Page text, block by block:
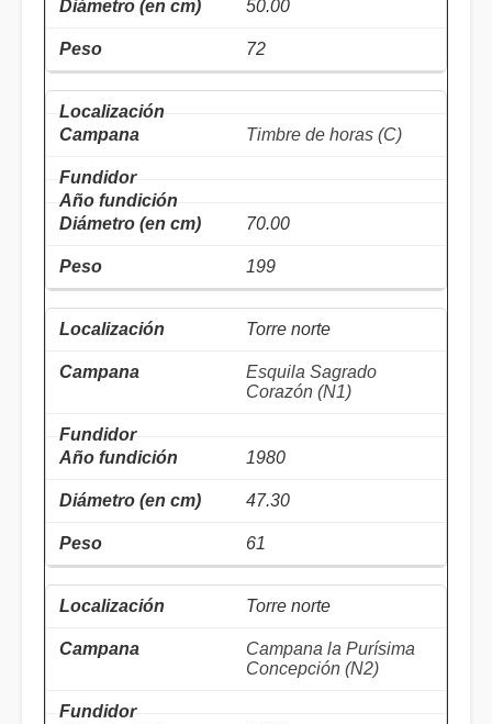
50.00
72
Timbre de horas (C)
70.00
199
Torre norte
Esquila Sagrado
Corazón (N1)
1980
47.30
61
Torre norte
Campana la Purísima
Concepción (N2)